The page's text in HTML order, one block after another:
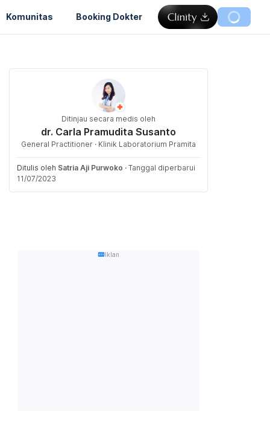
Komunitas Booking Dokter
Ditinjau secara medis oleh
dr. Carla Pramudita Susanto
General Practitioner · Klinik Laboratorium Pramita
Ditulis oleh Satria Aji Purwoko · Tanggal diperbarui
11/07/2023
Iklan